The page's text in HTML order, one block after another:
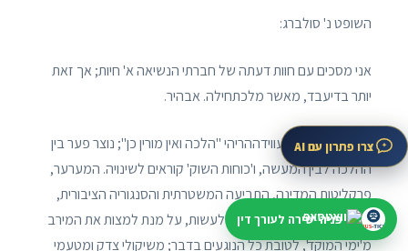
השופט נ' סולברג:
אני מסכים עם חוות דעתה של חברתי הנשיאה א' חיות; אך זאת
יותר בדיעבד, מאשר מלכתחילה. אבהיר.
כמסתבר, הלכת עווידההריהי "הלכה ואין מורין כן"; נוצר פער בין
ההלכה לבין המעשה, ו'כוחות השוק' קוראים לשינויה. המערער,
פרקליטות המדינה, התביעה המשטרתית והסנגוריה הציבורית,
תמימי-דעים כולם שכך נחוץ לעשות, על מנת למצות את המירב
מ'ימי המוקד', לטובת כל הנוגעים בדבר; משיקולי צדק ומטעמי
צרו פתרון עם AI
פניה ישירה לעורך דין